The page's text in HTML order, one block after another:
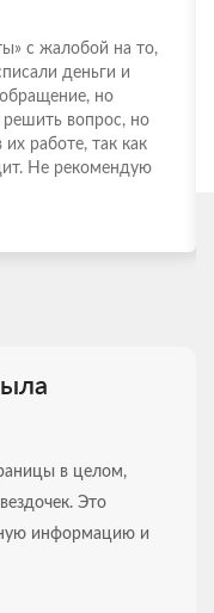
с жалобой на то,
деньги и
но
вопрос, но
работе, так как
Не рекомендую
в целом,
Это
информацию и